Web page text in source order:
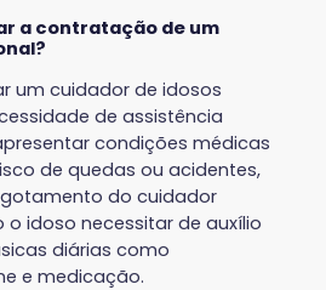
a contratação de um
um cuidador de idosos
de assistência
condições médicas
de quedas ou acidentes,
do cuidador
o idoso necessitar de auxílio
diárias como
e medicação.